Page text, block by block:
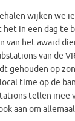
wijken we
het in een dag te
van het award
van de
gehouden op
time op de
tellen mee
aan om